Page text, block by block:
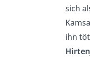
sich
ihn